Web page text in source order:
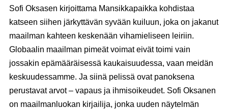
Sofi Oksasen kirjoittama Mansikkapaikka kohdistaa
katseen siihen järkyttävän syvään kuiluun, joka on jakanut
maailman kahteen keskenään vihamieliseen leiriin.
Globaalin maailman pimeät voimat eivät toimi vain
jossakin epämääräisessä kaukaisuudessa, vaan meidän
keskuudessamme. Ja siinä pelissä ovat panoksena
perustavat arvot – vapaus ja ihmisoikeudet. Sofi Oksanen
on maailmanluokan kirjailija, jonka uuden näytelmän